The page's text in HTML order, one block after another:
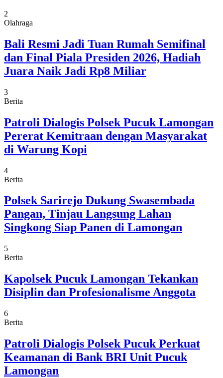
2
Olahraga
Bali Resmi Jadi Tuan Rumah Semifinal
dan Final Piala Presiden 2026, Hadiah
Juara Naik Jadi Rp8 Miliar
3
Berita
Patroli Dialogis Polsek Pucuk Lamongan
Pererat Kemitraan dengan Masyarakat
di Warung Kopi
4
Berita
Polsek Sarirejo Dukung Swasembada
Pangan, Tinjau Langsung Lahan
Singkong Siap Panen di Lamongan
5
Berita
Kapolsek Pucuk Lamongan Tekankan
Disiplin dan Profesionalisme Anggota
6
Berita
Patroli Dialogis Polsek Pucuk Perkuat
Keamanan di Bank BRI Unit Pucuk
Lamongan